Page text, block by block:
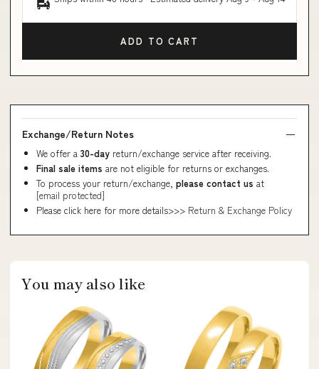
ADD TO CART
Exchange/Return Notes
We offer a 30-day return/exchange service after receiving.
Final sale items are not eligible for returns or exchanges.
To process your return/exchange, please contact us at
[email protected]
Please click here for more details>>> Return & Exchange Policy
You may also like